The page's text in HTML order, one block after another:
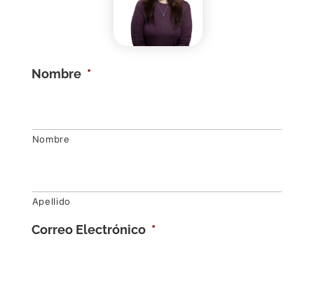
Nombre *
Nombre
Apellido
Correo Electrónico *